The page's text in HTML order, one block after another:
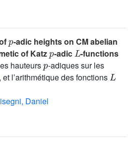
-adic heights on CM abelian
of Katz
p
-adic
L
-functions
hauteurs
p
-adiques sur les
l’arithmétique des fonctions
Daniel